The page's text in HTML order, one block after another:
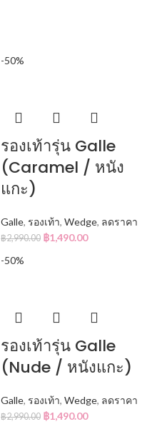
-50%
รองเท้ารุ่น Galle
(Caramel / หนัง
แกะ)
Galle, รองเท้า, Wedge, ลดราคา
฿2,990.00 ฿1,490.00
-50%
รองเท้ารุ่น Galle
(Nude / หนังแกะ)
Galle, รองเท้า, Wedge, ลดราคา
฿2,990.00 ฿1,490.00